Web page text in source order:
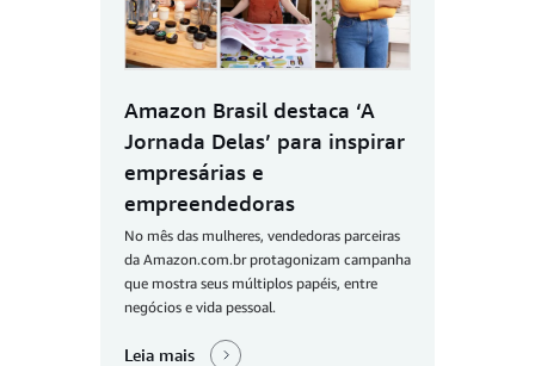
Amazon Brasil destaca ‘A
Jornada Delas’ para inspirar
empresárias e
empreendedoras
No mês das mulheres, vendedoras parceiras
da Amazon.com.br protagonizam campanha
que mostra seus múltiplos papéis, entre
negócios e vida pessoal.
Leia mais